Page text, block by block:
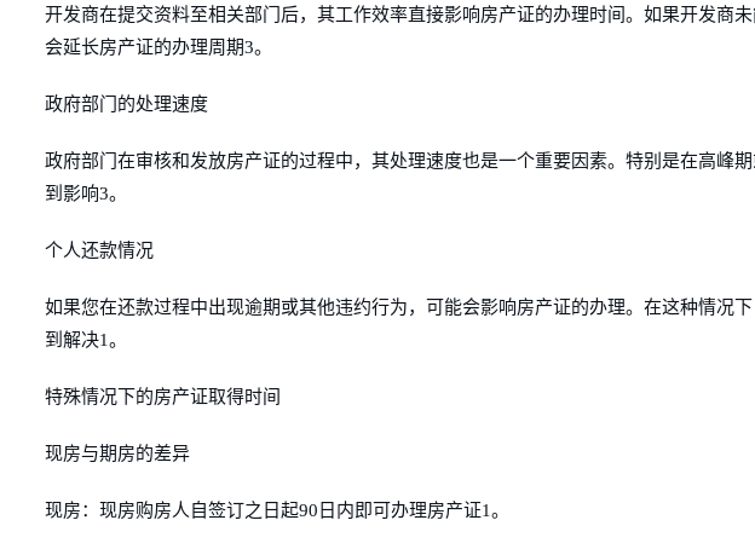
开发商在提交资料至相关部门后，其工作效率直接影响房产证的办理时间。如果开发商
会延长房产证的办理周期3。
政府部门的处理速度
政府部门在审核和发放房产证的过程中，其处理速度也是一个重要因素。特别是在高峰
到影响3。
个人还款情况
如果您在还款过程中出现逾期或其他违约行为，可能会影响房产证的办理。在这种情况
到解决1。
特殊情况下的房产证取得时间
现房与期房的差异
现房：现房购房人自签订之日起90日内即可办理房产证1。